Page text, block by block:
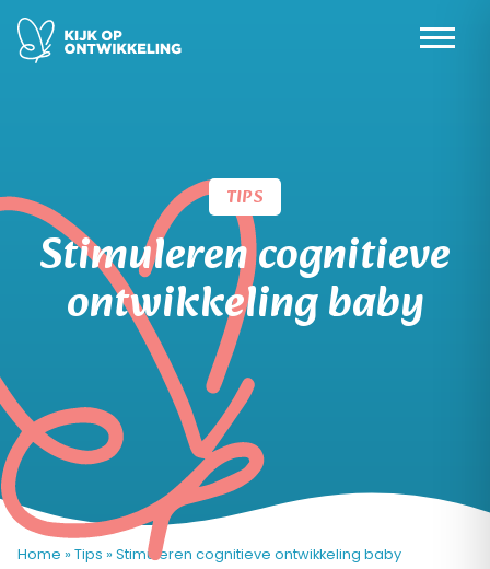
Skip
TIPS
Stimuleren cognitieve
ontwikkeling baby
Home » Tips » Stimuleren cognitieve ontwikkeling baby